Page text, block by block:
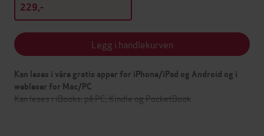
229,-
Legg i handlekurven
Kan leses i våre gratis apper for iPhone/iPad og Android og i
webleser for Mac/PC
Kan leses i iBooks, på PC, Kindle og PocketBook